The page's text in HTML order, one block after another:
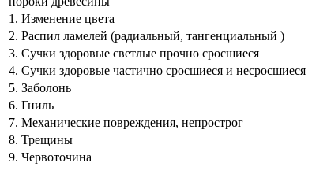
1. Изменение цвета
2. Распил ламелей (радиальный, тангенциальный )
3. Сучки здоровые светлые прочно сросшиеся
4. Сучки здоровые частично сросшиеся и несросшиеся
5. Заболонь
6. Гниль
7. Механические повреждения, непрострог
8. Трещины
9. Червоточина